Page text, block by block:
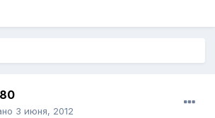
3 июня, 2012